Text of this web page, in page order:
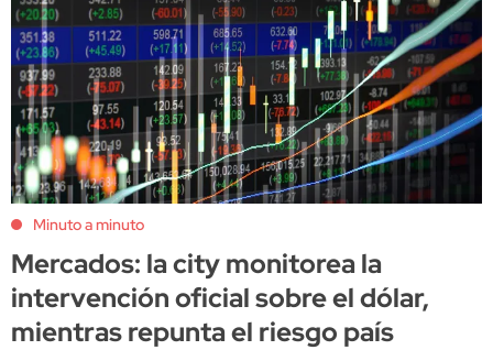
Minuto a minuto
Mercados: la city monitorea la
intervención oficial sobre el dólar,
mientras repunta el riesgo país